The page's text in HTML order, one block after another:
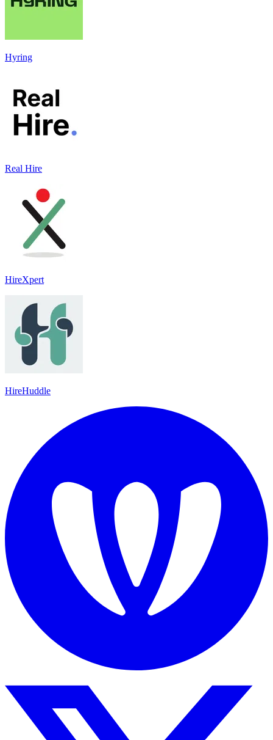
Hyring
Real Hire
HireXpert
HireHuddle